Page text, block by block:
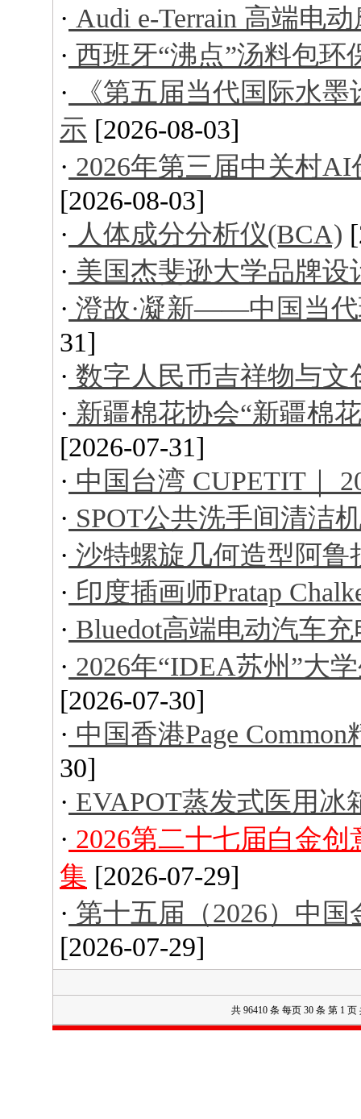
· Audi e-Terrain 高端电
· 西班牙“沸点”汤料包环
· 《第五届当代国际水
示 [2026-08-03]
· 2026年第三届中关村
[2026-08-03]
· 人体成分分析仪(BCA)
· 美国杰斐逊大学品牌设
· 澄故·凝新——中国当
31]
· 数字人民币吉祥物与文
· 新疆棉花协会“新疆棉
[2026-07-31]
· 中国台湾 CUPETIT｜
· SPOT公共洗手间清洁
· 沙特螺旋几何造型阿鲁
· 印度插画师Pratap
· Bluedot高端电动汽车
· 2026年“IDEA苏州”大
[2026-07-30]
· 中国香港Page
30]
· EVAPOT蒸发式医用冰
· 2026第二十七届白金
集 [2026-07-29]
· 第十五届（2026）中
[2026-07-29]
共 96410 条 每页 30 条 第 1